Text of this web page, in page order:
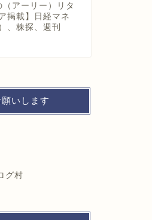
アーリー）リタ
掲載】日経マネ
、株探、週刊
いします
グ村